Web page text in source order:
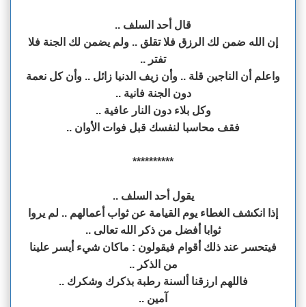
قال أحد السلف ..
إن الله ضمن لك الرزق فلا تقلق .. ولم يضمن لك الجنة فلا
تفتر ..
واعلم أن الناجين قلة .. وأن زيف الدنيا زائل .. وأن كل نعمة
دون الجنة فانية ..
وكل بلاء دون النار عافية ..
فقف محاسبا لنفسك قبل فوات الأوان ..
**********
يقول أحد السلف ..
إذا انكشف الغطاء يوم القيامة عن ثواب أعمالهم .. لم يروا
ثوابا أفضل من ذكر الله تعالى ..
فيتحسر عند ذلك أقوام فيقولون : ماكان شيء أيسر علينا
من الذكر ..
فاللهم ارزقنا ألسنة رطبة بذكرك وشكرك ..
آمين ..